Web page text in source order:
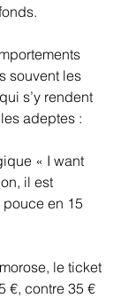
souvent les
s’y rendent
adeptes :
« I want
il est
en 15
le ticket
€, contre 35 €